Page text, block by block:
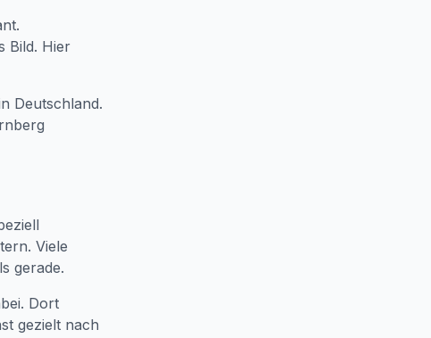
Bild. Hier
Deutschland.
Viele
gerade.
Dort
gezielt nach